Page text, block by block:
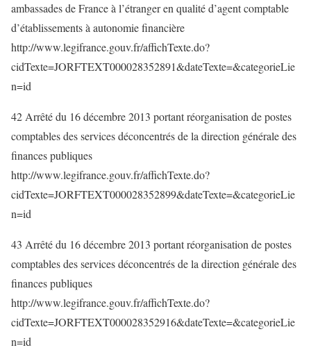
ambassades de France à l’étranger en qualité d’agent comptable
d’établissements à autonomie financière
http://www.legifrance.gouv.fr/affichTexte.do?
cidTexte=JORFTEXT000028352891&dateTexte=&categorieLie
n=id
42 Arrêté du 16 décembre 2013 portant réorganisation de postes
comptables des services déconcentrés de la direction générale des
finances publiques
http://www.legifrance.gouv.fr/affichTexte.do?
cidTexte=JORFTEXT000028352899&dateTexte=&categorieLie
n=id
43 Arrêté du 16 décembre 2013 portant réorganisation de postes
comptables des services déconcentrés de la direction générale des
finances publiques
http://www.legifrance.gouv.fr/affichTexte.do?
cidTexte=JORFTEXT000028352916&dateTexte=&categorieLie
n=id